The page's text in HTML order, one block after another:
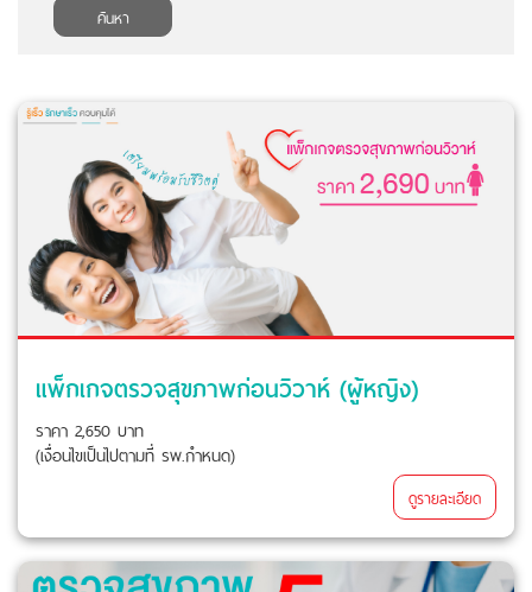
ค้นหา
แพ็กเกจตรวจสุขภาพก่อนวิวาห์ (ผู้หญิง)
ราคา 2,650 บาท
(เงื่อนไขเป็นไปตามที่ รพ.กำหนด)
ดูรายละเอียด